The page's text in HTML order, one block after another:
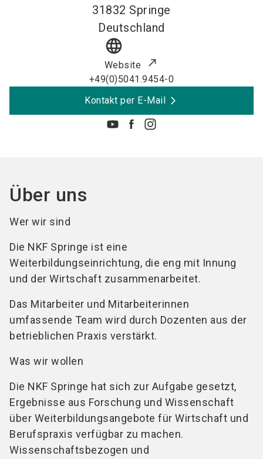
31832 Springe
Deutschland
language
Website
+49(0)5041.9454-0
Kontakt per E-Mail
Über uns
Wer wir sind
Die NKF Springe ist eine
Weiterbildungseinrichtung, die eng mit Innung
und der Wirtschaft zusammenarbeitet.
Das Mitarbeiter und Mitarbeiterinnen
umfassende Team wird durch Dozenten aus der
betrieblichen Praxis verstärkt.
Was wir wollen
Die NKF Springe hat sich zur Aufgabe gesetzt,
Ergebnisse aus Forschung und Wissenschaft
über Weiterbildungsangebote für Wirtschaft und
Berufspraxis verfügbar zu machen.
Wissenschaftsbezogen und